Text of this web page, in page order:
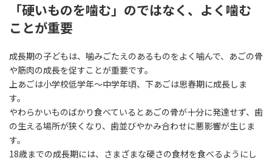
「硬いものを噛む」のではなく、よく噛む
ことが重要
成長期の子どもは、噛みごたえのあるものをよく噛んで、あごの骨
や筋肉の成長を促すことが重要です。
上あごは小学校低学年〜中学年頃、下あごは思春期に成長しま
す。
やわらかいものばかり食べているとあごの骨が十分に発達せず、歯
の生える場所が狭くなり、歯並びやかみ合わせに悪影響が生じま
す。
18歳までの成長期には、さまざまな硬さの食材を食べるようにし